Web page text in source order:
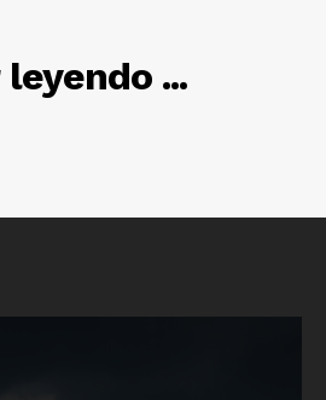
...